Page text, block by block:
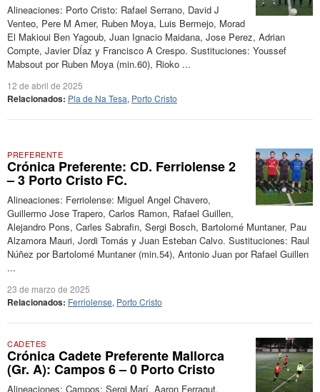
Alineaciones: Porto Cristo: Rafael Serrano, David J
Venteo, Pere M Amer, Ruben Moya, Luis Bermejo, Morad
El Makioui Ben Yagoub, Juan Ignacio Maidana, Jose Perez, Adrian
Compte, Javier DÍaz y Francisco A Crespo. Sustituciones: Youssef
Mabsout por Ruben Moya (min.60), Rioko ...
12 de abril de 2025
Relacionados: Pla de Na Tesa, Porto Cristo
PREFERENTE
Crónica Preferente: CD. Ferriolense 2
– 3 Porto Cristo FC.
Alineaciones: Ferriolense: Miguel Angel Chavero,
Guillermo Jose Trapero, Carlos Ramon, Rafael Guillen,
Alejandro Pons, Carles Sabrafin, Sergi Bosch, Bartolomé Muntaner, Pau
Alzamora Mauri, Jordi Tomás y Juan Esteban Calvo. Sustituciones: Raul
Núñez por Bartolomé Muntaner (min.54), Antonio Juan por Rafael Guillen
...
23 de marzo de 2025
Relacionados: Ferriolense, Porto Cristo
CADETES
Crónica Cadete Preferente Mallorca
(Gr. A): Campos 6 – 0 Porto Cristo
Alineaciones: Campos: Sergi Marí, Aaron Ferragut,